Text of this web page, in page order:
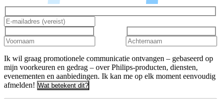
Ik wil graag promotionele communicatie ontvangen – gebaseerd op
mijn voorkeuren en gedrag – over Philips-producten, diensten,
evenementen en aanbiedingen. Ik kan me op elk moment eenvoudig
afmelden! Wat betekent dit?